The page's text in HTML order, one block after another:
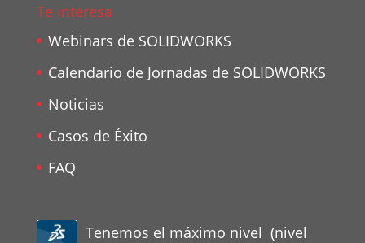
Te interesa
Webinars de SOLIDWORKS
Calendario de Jornadas de SOLIDWORKS
Noticias
Casos de Éxito
FAQ
Tenemos el máximo nivel (nivel